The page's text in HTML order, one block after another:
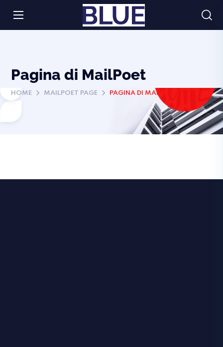
Pagina di MailPoet
HOME MAILPOET PAGE PAGINA DI MAILPOET